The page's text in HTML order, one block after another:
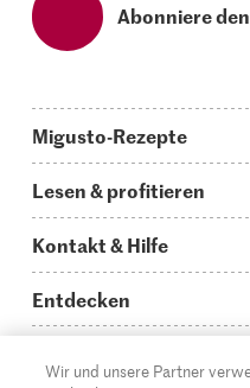
Abonniere
Migusto-Rezepte
Was koche ich heute?
Hauptgerichte
Schnelle & einfache
Apéro & Fingerfood
Lesen & profitieren
Storys
How to-Videos
Glossar
Kontakt & Hilfe
Infos zum Kochen mit
Entdecken
Supermarkt
DE FR IT
Wir und unsere Partner